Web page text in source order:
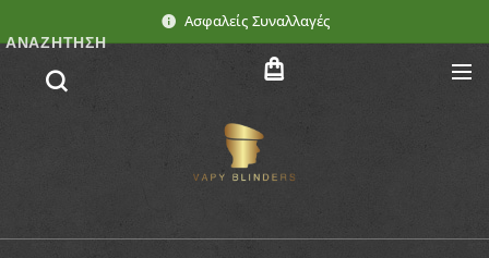
Ασφαλείς Συναλλαγές
ΑΝΑΖΉΤΗΣΗ